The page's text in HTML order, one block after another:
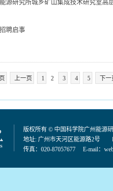
源研究所城乡矿山集成技术研究室高
聘启事
上一页 1 2 3 4 5 下
版权所有 © 中国科学院广州能源
地址: 广州市天河区能源路2号
传真：020-87057677 E-mail：